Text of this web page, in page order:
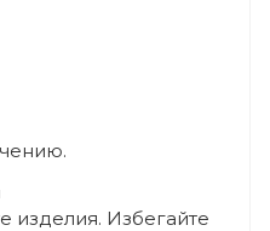
изделия. Избегайте